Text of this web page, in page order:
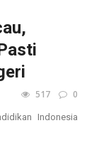
517 0
Indonesia